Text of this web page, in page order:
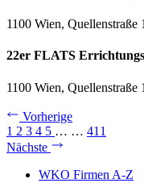
1100 Wien, Quellenstraße
22er FLATS
1100 Wien, Quellenstraße
Vorherige
1 2 3 4 5 … … 411
Nächste
WKO Firmen A-Z